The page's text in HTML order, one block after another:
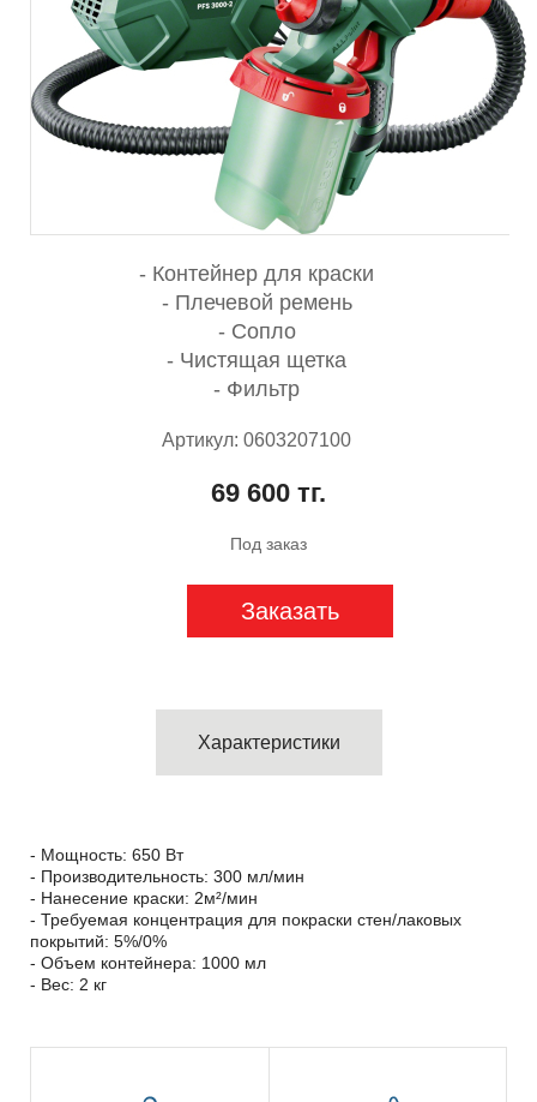
- Контейнер для краски
- Плечевой ремень
- Сопло
- Чистящая щетка
- Фильтр
Артикул: 0603207100
69 600 тг.
Под заказ
Заказать
Характеристики
- Мощность: 650 Вт
- Производительность: 300 мл/мин
- Нанесение краски: 2м²/мин
- Требуемая концентрация для покраски стен/лаковых
покрытий: 5%/0%
- Объем контейнера: 1000 мл
- Вес: 2 кг